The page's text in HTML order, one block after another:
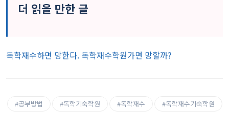
더 읽을 만한 글
독학재수하면 망한다. 독학재수학원가면 망할까?
#공부방법 #독학기숙학원 #독학재수 #독학재수기숙학원